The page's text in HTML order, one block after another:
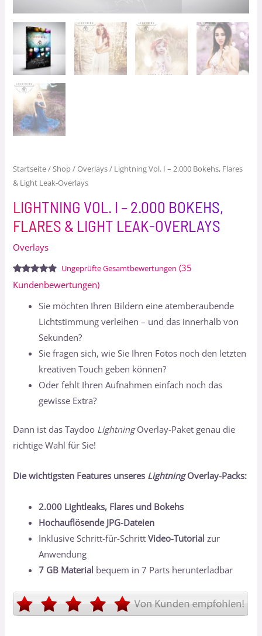
Startseite/Shop/Overlays/ Lightning Vol. I – 2.000 Bokehs, Flares
& Light Leak-Overlays
LIGHTNING VOL. I – 2.000 BOKEHS,
FLARES & LIGHT LEAK-OVERLAYS
Overlays
Bewertet
mit4.66
basierend
35
Kundenbewertungen
Ungeprüfte Gesamtbewertungen (35
Kundenbewertungen)
Sie möchten Ihren Bildern eine atemberaubende
Lichtstimmung verleihen – und das innerhalb von
Sekunden?
Sie fragen sich, wie Sie Ihren Fotos noch den letzten
kreativen Touch geben können?
Oder fehlt Ihren Aufnahmen einfach noch das
gewisse Extra?
Dann ist das Taydoo LightningOverlay-Paket genau die
richtige Wahl für Sie!
Die wichtigsten Features unseres LightningOverlay-Packs:
2.000 Lightleaks, Flares und Bokehs
Hochauflösende JPG-Dateien
Inklusive Schritt-für-SchrittVideo-Tutorial zur
Anwendung
7 GB Material bequem in 7 Parts herunterladbar